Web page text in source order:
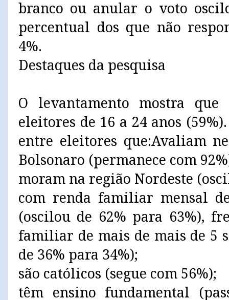
branco ou anular o voto
percentual dos que não
4%.
Destaques da pesquisa
O levantamento mostra
eleitores de 16 a 24 anos
entre eleitores que:Avaliam
Bolsonaro (permanece com
moram na região Nordeste
com renda familiar mensal
(oscilou de 62% para 63%),
familiar de mais de mais de 5
de 36% para 34%);
são católicos (segue com 56%);
têm ensino fundamental